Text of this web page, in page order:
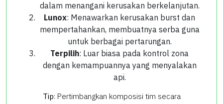
dalam menangani kerusakan berkelanjutan.
Lunox: Menawarkan kerusakan burst dan
mempertahankan, membuatnya serba guna
untuk berbagai pertarungan.
Terpilih: Luar biasa pada kontrol zona
dengan kemampuannya yang menyalakan
api.
Tip: Pertimbangkan komposisi tim secara